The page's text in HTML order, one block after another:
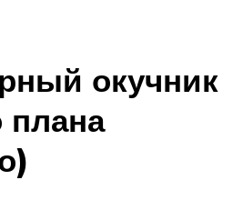
окучник
плана